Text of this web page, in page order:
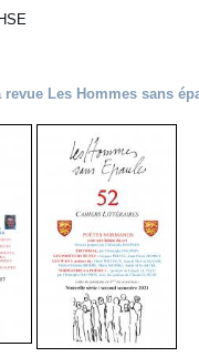
revue Les Hommes sans